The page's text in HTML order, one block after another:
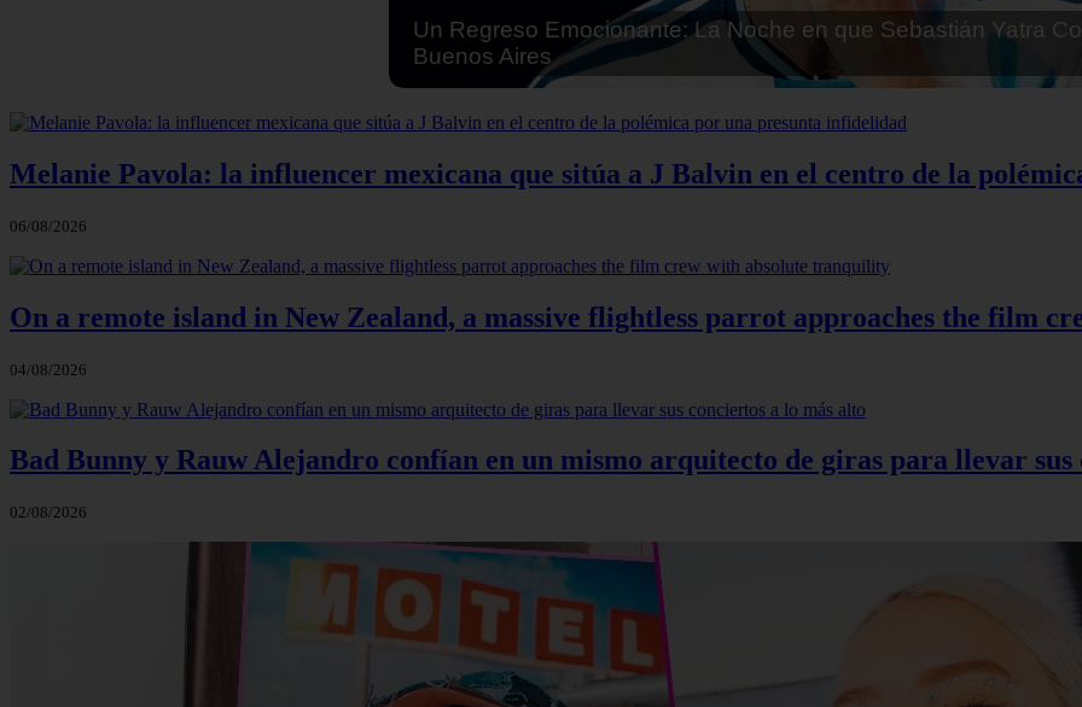
Un Regreso Emocionante: La Noche en que Sebastián Yatra
Buenos Aires
Melanie Pavola: la influencer mexicana que sitúa a J Balvin en el centro de la
06/08/2026
On a remote island in New Zealand, a massive flightless parrot approaches the film
04/08/2026
Bad Bunny y Rauw Alejandro confían en un mismo arquitecto de giras para llevar sus
02/08/2026